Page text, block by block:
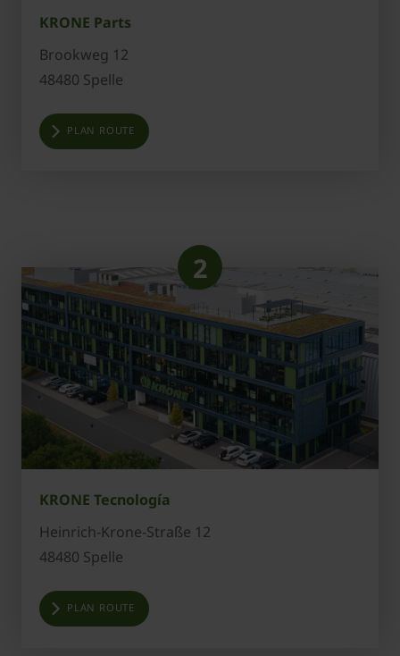
KRONE Parts
Brookweg 12
48480 Spelle
PLAN ROUTE
2
KRONE Tecnología
Heinrich-Krone-Straße 12
48480 Spelle
PLAN ROUTE